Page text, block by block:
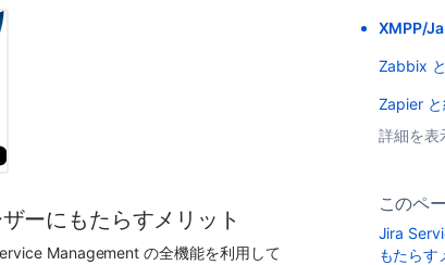
ーにもたらすメリット
Management
XMPP/
Zabbix
Zapier
詳細を表
このペ
Jira
もたらす